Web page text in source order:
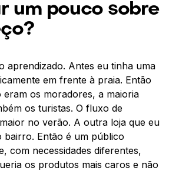
um pouco sobre
aprendizado. Antes eu tinha uma
em frente à praia. Então
eram os moradores, a maioria
os turistas. O fluxo de
no verão. A outra loja que eu
bairro. Então é um público
com necessidades diferentes,
os produtos mais caros e não